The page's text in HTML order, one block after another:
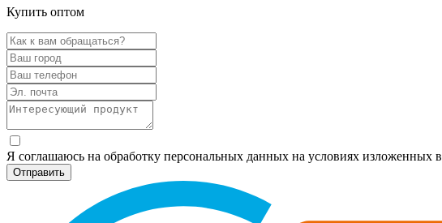
Купить оптом
Я соглашаюсь на обработку персональных данных на условиях изложенных в